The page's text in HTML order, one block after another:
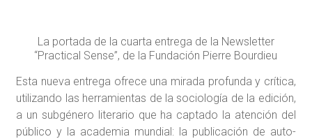
La portada de la cuarta entrega de la Newsletter
“Practical Sense”, de la Fundación Pierre Bourdieu
Esta nueva entrega ofrece una mirada profunda y crítica,
utilizando las herramientas de la sociología de la edición,
a un subgénero literario que ha captado la atención del
público y la academia mundial: la publicación de auto-